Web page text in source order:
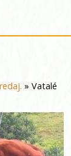
» Vatalé